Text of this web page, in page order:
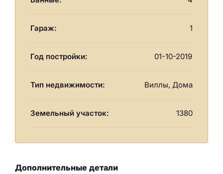
Гараж: 1
Год постройки: 01-10-2019
Тип недвижимости: Виллы, Дома
Земельный участок: 1380
Дополнительные детали